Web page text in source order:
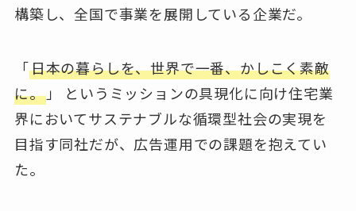
構築し、全国で事業を展開している企業だ。
「日本の暮らしを、世界で一番、かしこく素敵
に。」 というミッションの具現化に向け住宅業
界においてサステナブルな循環型社会の実現を
目指す同社だが、広告運用での課題を抱えてい
た。